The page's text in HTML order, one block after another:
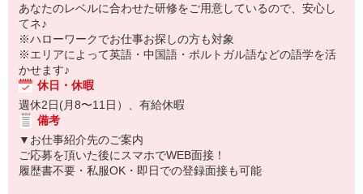
あなたのレベルに合わせた研修をご用意しているので、安心し
てネ♪
※ハローワークでお仕事お探しの方も対象
※エリアによって英語・中国語・ポルトガル語などの語学を活
かせます♪
休日・休暇
週休2日(月8〜11日）、有給休暇
備考
▼お仕事紹介先のご案内
ご応募を頂いた後にスマホでWEB面接！
履歴書不要・私服OK・即日での登録面接も可能